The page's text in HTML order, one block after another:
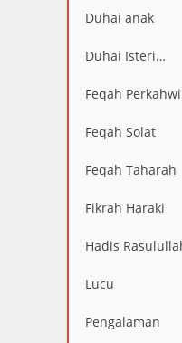
Duhai anak
Duhai Isteri…
Feqah
Feqah Solat
Feqah Taharah
Fikrah Haraki
Hadis
Lucu
Pengalaman